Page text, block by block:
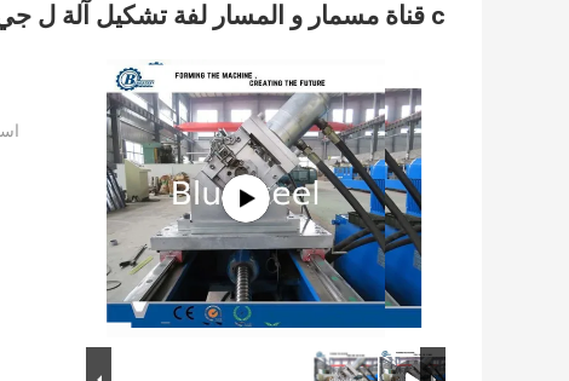
c قناة مسمار و المسار لفة تشكيل آلة ل جي الصلب 0.4-1.0 ملليمتر سمك